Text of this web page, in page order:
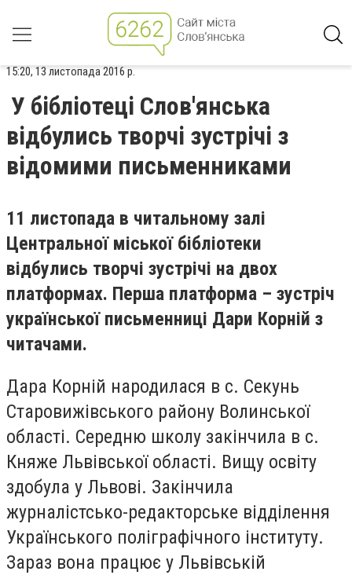
15:20, 13 листопада 2016 р.
У бібліотеці Слов'янська
відбулись творчі зустрічі з
відомими письменниками
11 листопада в читальному залі
Центральної міської бібліотеки
відбулись творчі зустрічі на двох
платформах. Перша платформа – зустріч
української письменниці Дари Корній з
читачами.
Дара Корній народилася в с. Секунь
Старовижівського району Волинської
області. Середню школу закінчила в с.
Княже Львівської області. Вищу освіту
здобула у Львові. Закінчила
журналістсько-редакторське відділення
Українського поліграфічного інституту.
Зараз вона працює у Львівській